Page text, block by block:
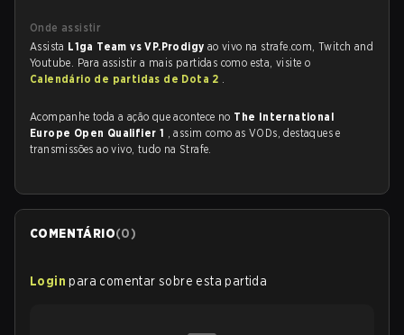
Onde assistir
Assista L1ga Team vs VP.Prodigy ao vivo na strafe.com, Twitch and
Youtube. Para assistir a mais partidas como esta, visite o
Calendário de partidas de Dota 2 .
Acompanhe toda a ação que acontece no The International
Europe Open Qualifier 1 , assim como as VODs, destaques e
transmissões ao vivo, tudo na Strafe.
COMENTÁRIO(0)
Login para comentar sobre esta partida